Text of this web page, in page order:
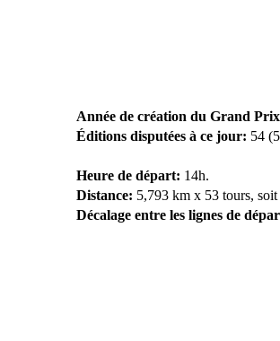
Année de création du Grand
Éditions disputées à ce jour: 54
Heure de départ: 14h.
Distance: 5,793 km x 53 tours,
Décalage entre les lignes de